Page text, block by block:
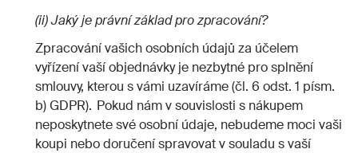
(ii) Jaký je právní základ pro zpracování?
Zpracování vašich osobních údajů za účelem
vyřízení vaší objednávky je nezbytné pro splnění
smlouvy, kterou s vámi uzavíráme (čl. 6 odst. 1 písm.
b) GDPR). Pokud nám v souvislosti s nákupem
neposkytnete své osobní údaje, nebudeme moci vaši
koupi nebo doručení spravovat v souladu s vaší